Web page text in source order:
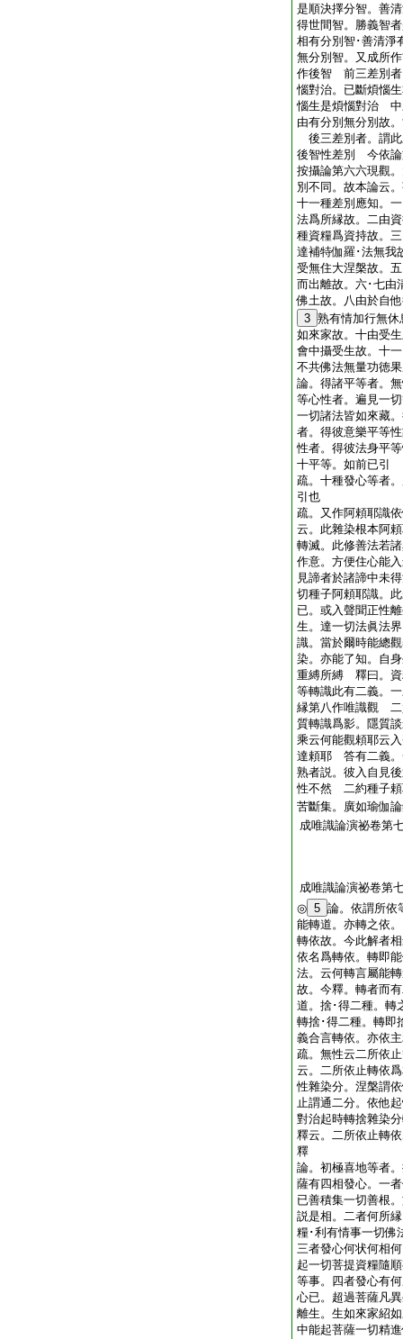
是順決擇分智。善
得世間智。勝義智
相有分別智･善清淨
無分別智。又成所
作後智 前三差別者
惱對治。已斷煩惱
惱生是煩惱對治 中
由有分別無分別故
後三差別者。謂
後智性差別 今依
按攝論第六六現觀
別不同。故本論云
十一種差別應知。
法爲所縁故。二由
種資糧爲資持故。
達補特伽羅･法無我
受無住大涅槃故。
而出離故。六･七由
佛土故。八由於自
3 熟有情加行無
如來家故。十由受
會中攝受生故。十
不共佛法無量功徳
論。得諸平等者。
等心性者。遍見一
一切諸法皆如來藏
者。得彼意樂平等
性者。得彼法身平
十平等。如前已引
疏。十種發心等者
引也
疏。又作阿頼耶識
云。此雜染根本阿
轉滅。此修善法若
作意。方便住心能
見諦者於諸諦中未
切種子阿頼耶識。
已。或入聲聞正性
生。達一切法眞法
識。當於爾時能總
染。亦能了知。自
重縛所縛 釋曰。資
等轉識此有二義。
縁第八作唯識觀 二
質轉識爲影。隱質
乘云何能觀頼耶云
達頼耶 答有二義。
熟者説。彼入自見
性不然 二約種子頼
苦斷集。廣如瑜伽
成唯識論演祕卷第
成唯識論演祕卷第
◎ 5 論。依謂所依
能轉道。亦轉之依
轉依故。今此解者
依名爲轉依。轉即
法。云何轉言屬能
故。今釋。轉者而
道。捨･得二種。轉
轉捨･得二種。轉即
義合言轉依。亦依
疏。無性云二所依
云。二所依止轉依
性雜染分。涅槃謂
止謂通二分。依他
對治起時轉捨雜染
釋云。二所依止轉
釋
論。初極喜地等者
薩有四相發心。一
已善積集一切善根
説是相。二者何所
糧･利有情事一切佛
三者發心何状何相
起一切菩提資糧隨
等事。四者發心有
心已。超過菩薩凡
離生。生如來家紹
中能起菩薩一切精